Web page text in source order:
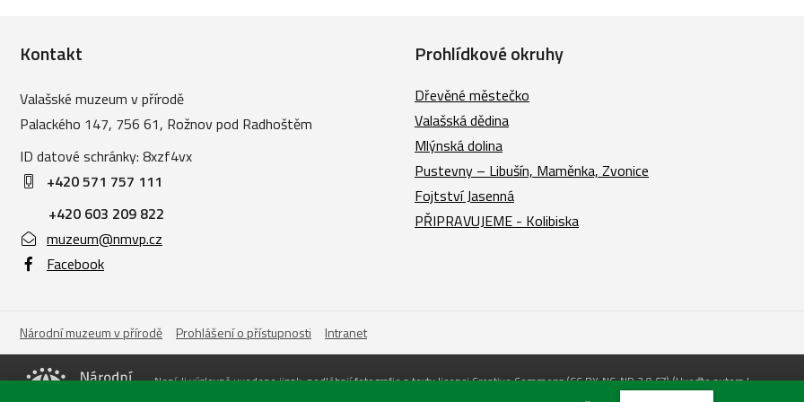
Kontakt
Valašské muzeum v přírodě
Palackého 147, 756 61, Rožnov pod Radhoštěm
ID datové schránky: 8xzf4vx
+420 571 757 111
+420 603 209 822
muzeum@nmvp.cz
Facebook
Prohlídkové okruhy
Dřevěné městečko
Valašská dědina
Mlýnská dolina
Pustevny – Libušín, Maměnka, Zvonice
Fojtství Jasenná
PŘIPRAVUJEME - Kolibiska
Národní muzeum v přírodě Prohlášení o přístupnosti Intranet
Není-li výslovně uvedeno jinak, podléhají fotografie a texty licenci Creative Commons (CC BY-NC-ND 3.0 CZ) (Uveďte autora |
Neužívejte dílo komerčně | Nezasahujte do díla). Pro užití obsahuju uvádějte odkaz na stránky www.nmvp.cz a „zdroj: Národní